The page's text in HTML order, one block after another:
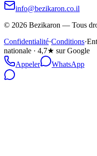
info@bezikaron.co.il
© 2026 Bezikaron — Tous
Confidentialité·Conditions·
nationale · 4,7★ sur Google
Appeler
WhatsApp